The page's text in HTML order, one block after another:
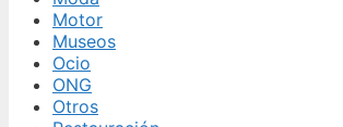
Motor
Museos
Ocio
ONG
Otros